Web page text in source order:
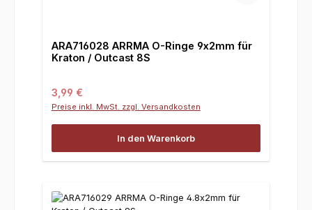
ARA716028 ARRMA O-Ringe 9x2mm für
Kraton / Outcast 8S
Regulärer Preis:
3,99 €
Preise inkl. MwSt. zzgl. Versandkosten
In den Warenkorb